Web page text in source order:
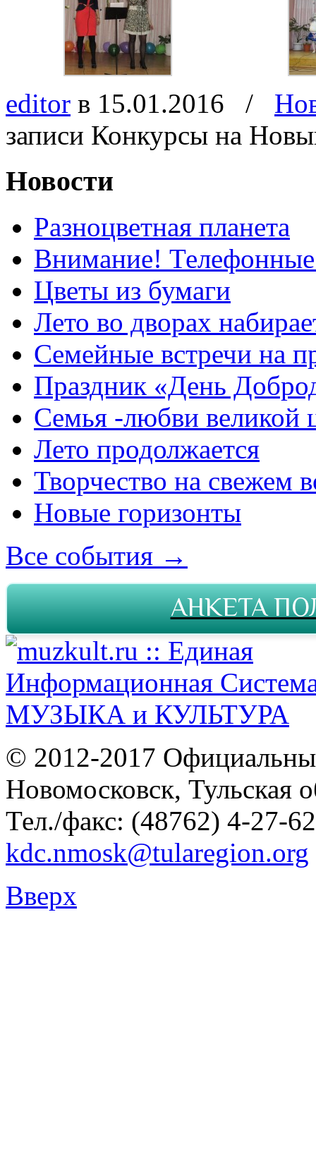
editor в 15.01.2016 /
записи Конкурсы на
Новости
Разноцветная планета
Внимание!
Цветы из бумаги
Лето во дворах
Семейные встречи на
Праздник «День
Семья -любви великой
Лето продолжается
Творчество на свежем
Новые горизонты
Все события →
АНКЕТА
© 2012-2017
Новомосковск, Тульская
Тел./факс: (48762) 4-27-
kdc.nmosk@tularegion.org
Вверх